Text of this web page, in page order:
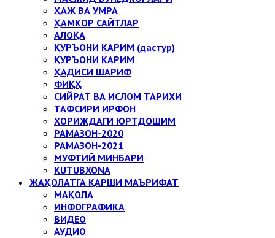
ҲАЖ ВА УМРА
ҲАМКОР САЙТЛАР
АЛОҚА
ҚУРЪОНИ КАРИМ (дастур)
ҚУРЪОНИ КАРИМ
ҲАДИСИ ШАРИФ
ФИҚҲ
СИЙРАТ ВА ИСЛОМ ТАРИХИ
ТАФСИРИ ИРФОН
ХОРИЖДАГИ ЮРТДОШИМ
РАМАЗОН-2020
РАМАЗОН-2021
МУФТИЙ МИНБАРИ
KUTUBXONA
ЖАҲОЛАТГА ҚАРШИ МАЪРИФАТ
МАҚОЛА
ИНФОГРАФИКА
ВИДЕО
АУДИО